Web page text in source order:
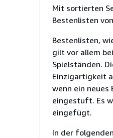
Mit sortierten
Bestenlisten
Bestenlisten,
gilt vor allem
Spielständen.
Einzigartigkeit
wenn ein
eingestuft. Es
eingefügt.
In der